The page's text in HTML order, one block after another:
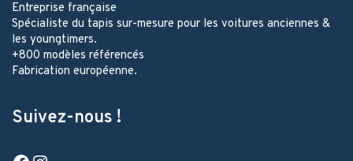
Entreprise française
Spécialiste du tapis sur-mesure pour les voitures anciennes &
les youngtimers.
+800 modèles référencés
Fabrication européenne.
Suivez-nous !
Facebook